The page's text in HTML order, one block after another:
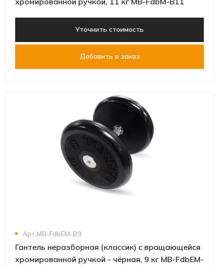
Уточнить стоимость
Добавить в заказ
Арт.MB-FdbEM-B9
Гантель неразборная (классик) с вращающейся
хромированной ручкой - чёрная, 9 кг MB-FdbEM-